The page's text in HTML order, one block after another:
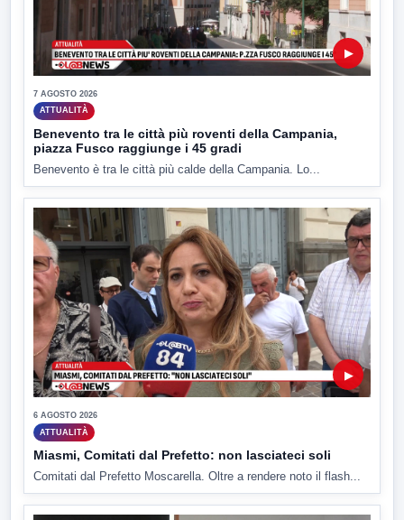
▶
7 AGOSTO 2026
ATTUALITÀ
Benevento tra le città più roventi della Campania,
piazza Fusco raggiunge i 45 gradi
Benevento è tra le città più calde della Campania. Lo...
▶
6 AGOSTO 2026
ATTUALITÀ
Miasmi, Comitati dal Prefetto: non lasciateci soli
Comitati dal Prefetto Moscarella. Oltre a rendere noto il flash...